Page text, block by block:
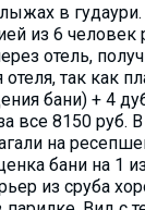
в
из 6
отель,
так как
бани) + 4
все 8150 руб.
на
бани на 1
из сруба